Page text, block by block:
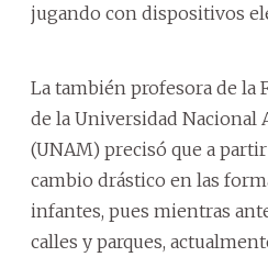
jugando con dispositivos
La también profesora de la
de la Universidad Nacional
(UNAM) precisó que a
cambio drástico en las
infantes, pues mientras
calles y parques,